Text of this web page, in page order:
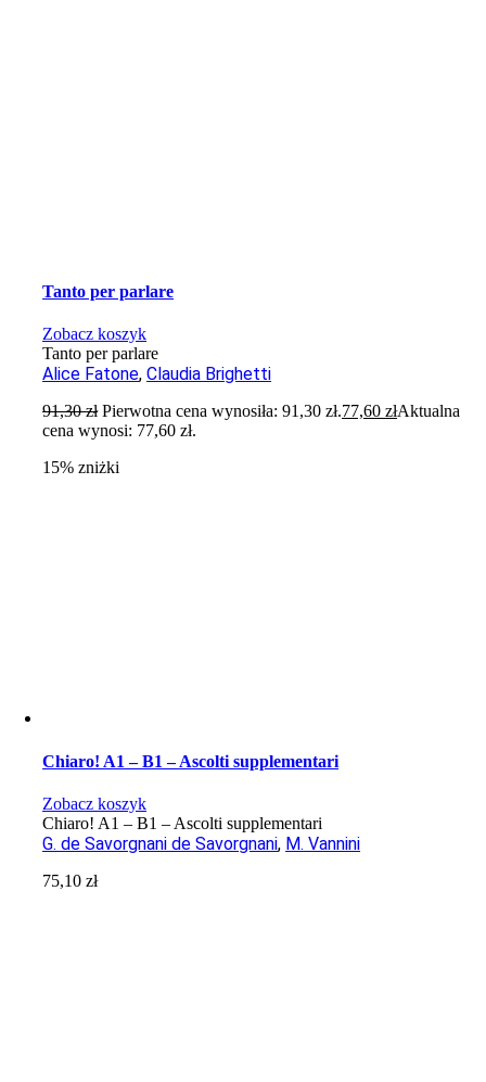
Tanto per parlare
Zobacz koszyk
Tanto per parlare
Alice Fatone,Claudia Brighetti
91,30zł Pierwotna cena wynosiła: 91,30 zł.77,60złAktualna
cena wynosi: 77,60 zł.
15% zniżki
Chiaro! A1 – B1 – Ascolti supplementari
Zobacz koszyk
Chiaro! A1 – B1 – Ascolti supplementari
G. de Savorgnani de Savorgnani, M. Vannini
75,10zł